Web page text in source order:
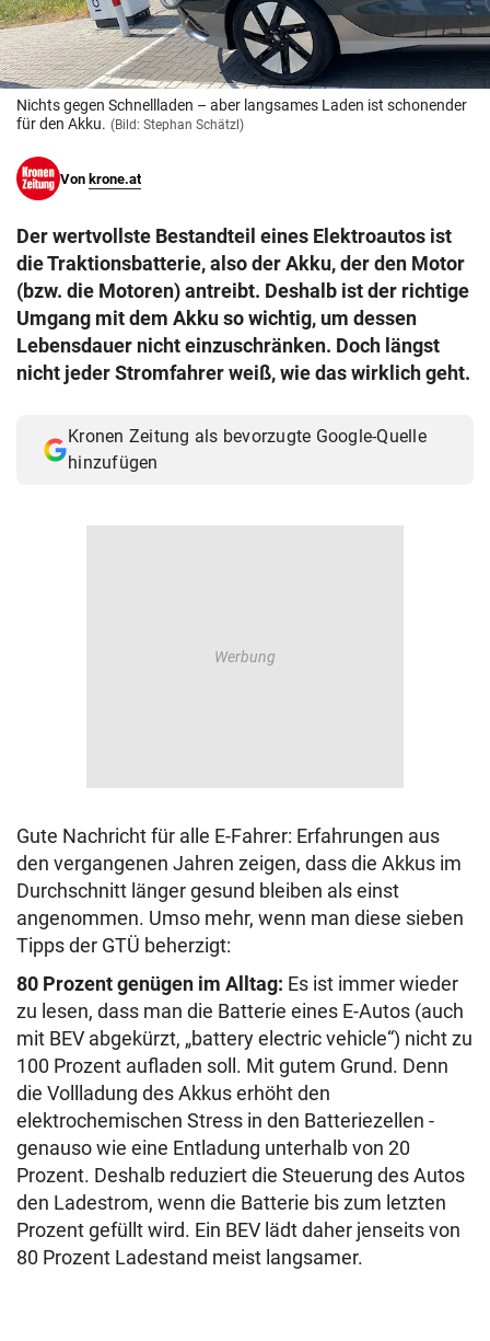
© Krone Multimedia GmbH & Co KG 2026
Muthgasse 2, 1190 Wien
Nichts gegen Schnellladen – aber langsames Laden ist schonender
für den Akku. (Bild: Stephan Schätzl)
Von krone.at
Der wertvollste Bestandteil eines Elektroautos ist
die Traktionsbatterie, also der Akku, der den Motor
(bzw. die Motoren) antreibt. Deshalb ist der richtige
Umgang mit dem Akku so wichtig, um dessen
Lebensdauer nicht einzuschränken. Doch längst
nicht jeder Stromfahrer weiß, wie das wirklich geht.
Kronen Zeitung als bevorzugte Google-Quelle
hinzufügen
Gute Nachricht für alle E-Fahrer: Erfahrungen aus
den vergangenen Jahren zeigen, dass die Akkus im
Durchschnitt länger gesund bleiben als einst
angenommen. Umso mehr, wenn man diese sieben
Tipps der GTÜ beherzigt:
80 Prozent genügen im Alltag: Es ist immer wieder
zu lesen, dass man die Batterie eines E-Autos (auch
mit BEV abgekürzt, „battery electric vehicle“) nicht zu
100 Prozent aufladen soll. Mit gutem Grund. Denn
die Vollladung des Akkus erhöht den
elektrochemischen Stress in den Batteriezellen -
genauso wie eine Entladung unterhalb von 20
Prozent. Deshalb reduziert die Steuerung des Autos
den Ladestrom, wenn die Batterie bis zum letzten
Prozent gefüllt wird. Ein BEV lädt daher jenseits von
80 Prozent Ladestand meist langsamer.